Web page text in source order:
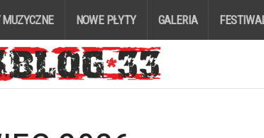
MUZYCZNE NOWE PŁYTY GALERIA